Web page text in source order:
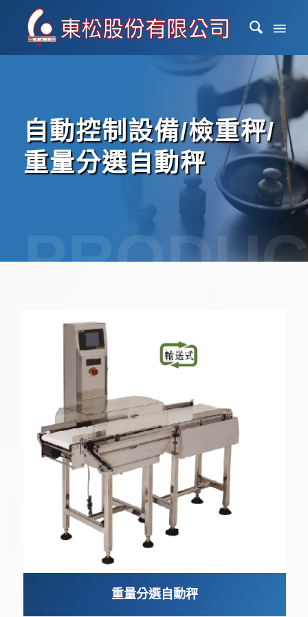
自動控制設備/檢重秤/
重量分選自動秤
重量分選自動秤